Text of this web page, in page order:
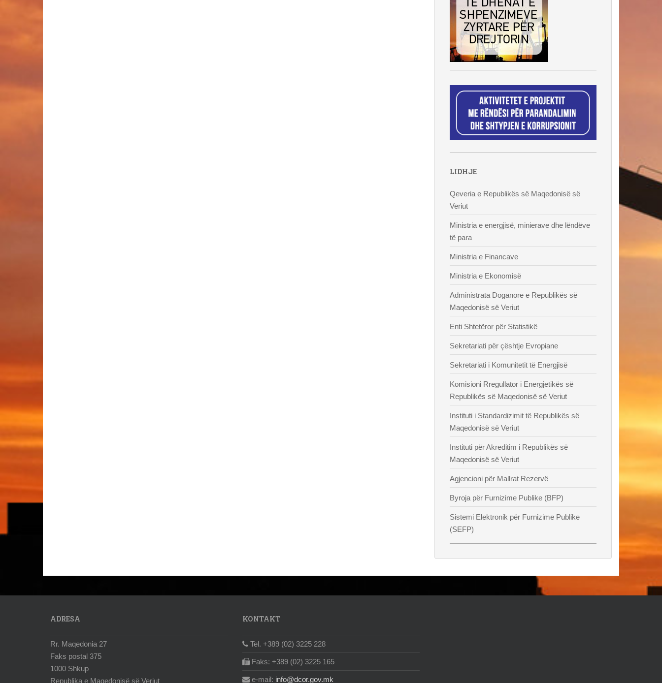
LIDHJE
Qeveria e Republikës së Maqedonisë së
Veriut
Ministria e energjisë, minierave dhe lëndëve
të para
Ministria e Financave
Ministria e Ekonomisë
Administrata Doganore e Republikës së
Maqedonisë së Veriut
Enti Shtetëror për Statistikë
Sekretariati për çështje Evropiane
Sekretariati i Komunitetit të Energjisë
Komisioni Rregullator i Energjetikës së
Republikës së Maqedonisë së Veriut
Instituti i Standardizimit të Republikës së
Maqedonisë së Veriut
Instituti për Akreditim i Republikës së
Maqedonisë së Veriut
Agjencioni për Mallrat Rezervë
Byroja për Furnizime Publike (BFP)
Sistemi Elektronik për Furnizime Publike
(SEFP)
ADRESA
Rr. Maqedonia 27
Faks postal 375
1000 Shkup
Republika e Maqedonisë së Veriut
KONTAKT
Tel. +389 (02) 3225 228
Faks: +389 (02) 3225 165
e-mail: info@dcor.gov.mk